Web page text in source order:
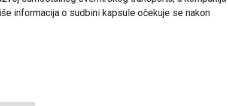
informacija o sudbini kapsule očekuje se nakon